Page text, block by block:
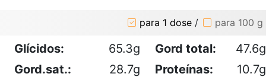
para 1 dose / para 100 g
Glícidos: 65.3g Gord total:
47.6g
Gord.sat.:
28.7g Proteínas:
10.7g